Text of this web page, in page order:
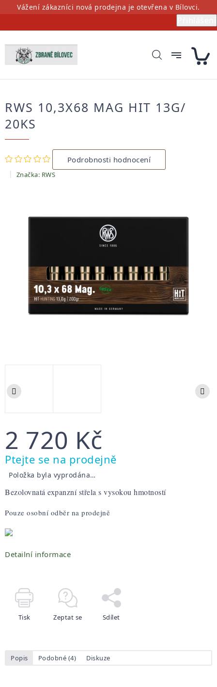
PřejítVážení zákazníci nová prodejna je otevřena v Bílovci.
RWS 10,3X68 MAG HIT 13G/
20KS
Průměrné
hodnocení
produktu
je
hvězdiček.
Podrobnosti hodnocení
Značka: RWS
2 720 Kč
Měrná
cena:
Ptejte se na prodejně
Položka byla vyprodána…
Bezolovnatá expanzní střela s vysokou hmotností
Pouze osobní odběr na prodejně
Detailní informace
Tisk Zeptat se Sdílet
Popis Podobné (4) Diskuze